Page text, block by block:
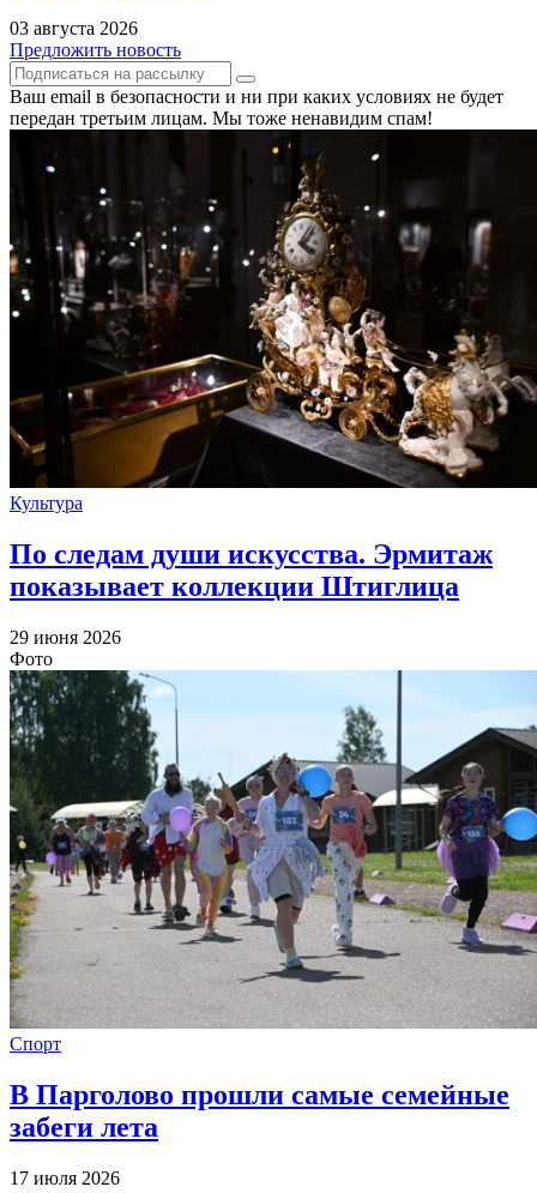
03 августа 2026
Предложить новость
Ваш email в безопасности и ни при каких условиях не будет
передан третьим лицам. Мы тоже ненавидим спам!
Культура
По следам души искусства. Эрмитаж
показывает коллекции Штиглица
29 июня 2026
Фото
Спорт
В Парголово прошли самые семейные
забеги лета
17 июля 2026